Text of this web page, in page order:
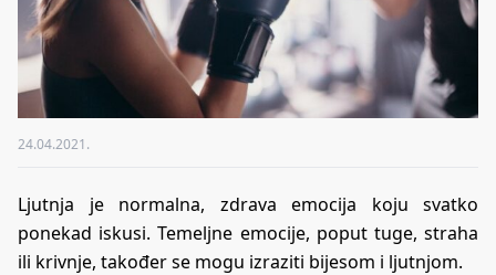
24.04.2021.
Ljutnja je normalna, zdrava emocija koju svatko
ponekad iskusi. Temeljne emocije, poput tuge, straha
ili krivnje, također se mogu izraziti bijesom i ljutnjom.